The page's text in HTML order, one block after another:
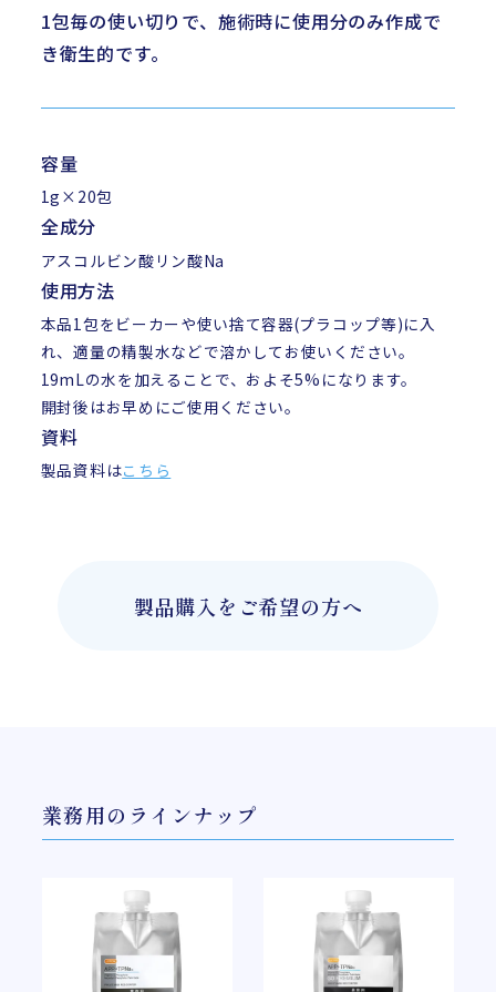
1包毎の使い切りで、施術時に使用分のみ作成で
き衛生的です。
容量
1g×20包
全成分
アスコルビン酸リン酸Na
使用方法
本品1包をビーカーや使い捨て容器(プラコップ等)に入
れ、適量の精製水などで溶かしてお使いください。
19mLの水を加えることで、およそ5%になります。
開封後はお早めにご使用ください。
資料
製品資料はこちら
製品購入をご希望の方へ
業務用のラインナップ